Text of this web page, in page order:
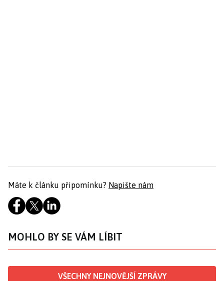
Máte k článku připomínku? Napište nám
MOHLO BY SE VÁM LÍBIT
VŠECHNY NEJNOVĚJŠÍ ZPRÁVY